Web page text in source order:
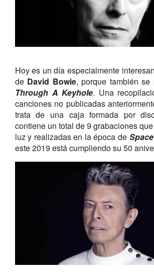
Hoy es un día especialmente
de David Bowie, porque también
Through A Keyhole. Una
canciones no publicadas
trata de una caja formada por
contiene un total de 9 grabaciones
luz y realizadas en la época de
este 2019 está cumpliendo su 50